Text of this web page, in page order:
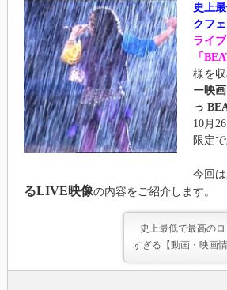
史上
クフ
ライブ
「
様を
ー映
っ
10月
限定
今回
るLIVE映像の内容をご紹介します。
史上最低で最高の
すぎる【動画・映画